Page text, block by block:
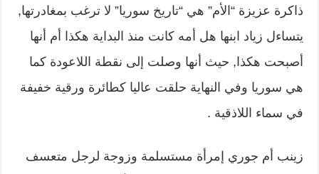
ذاكرة عزيزة “الأم” هي “تاريخ سوريا” لا ترغب بمغادرتها,
يتساءل زياد ابنها هل أمه كانت منذ البداية هكذا أم أنها
أصبحت هكذا, حيث أنها وصلت إلى نقطة اللاعودة كما
هي سوريا وفي النهاية حلقت عاليا كطائرة ورقية خفيفة
في سماء اللاذقية .
زينب أم جوري إمرأة مستسلمة وزوجة لرجل متعسف